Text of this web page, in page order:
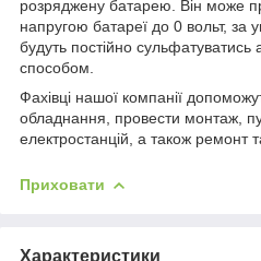
розряджену батарею. Він може
напругою батареї до 0 вольт,
будуть постійно
способом.
Фахівці нашої компанії
обладнання, провести монтаж,
електростанцій, а також ремонт
Приховати
Характеристики